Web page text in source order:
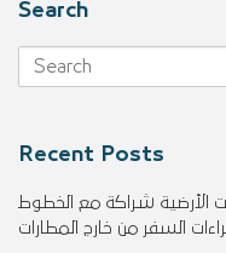
Search
Recent Posts
الأرضية شراكة مع الخطوط
السفر من خارج المطارات